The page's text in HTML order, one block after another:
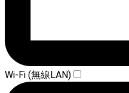
Wi-Fi (無線LAN)